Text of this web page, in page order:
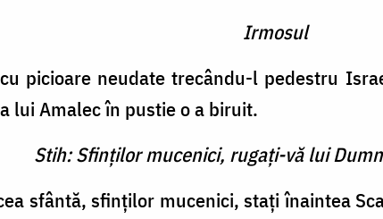
Irmosul
picioare neudate trecându-l pedestru
lui Amalec în pustie o a biruit.
Stih: Sfinţilor mucenici, rugaţi-vă lui
sfântă, sfinţilor mucenici, staţi înaintea